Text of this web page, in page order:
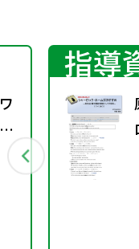
指導